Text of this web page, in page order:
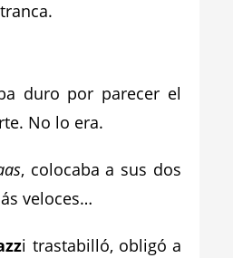
duro por parecer el
No lo era.
, colocaba a sus dos
veloces…
i trastabilló, obligó a